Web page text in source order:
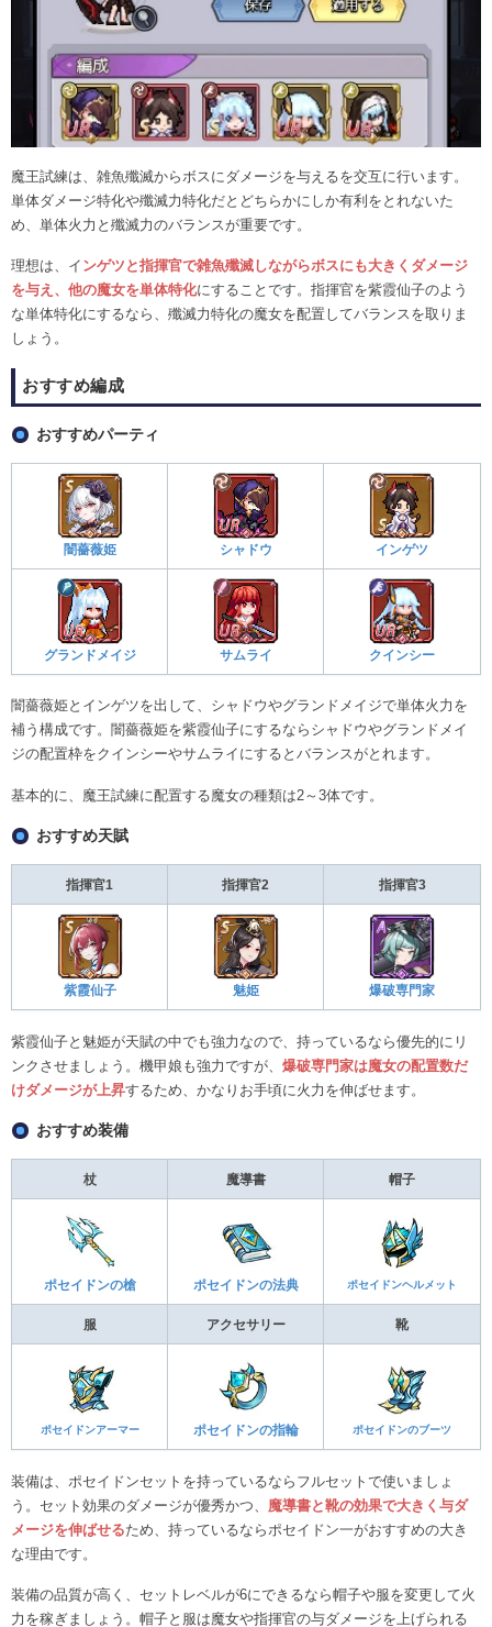
魔王試練は、雑魚殲滅からボスにダメージを与えるを交互に行います。
単体ダメージ特化や殲滅力特化だとどちらかにしか有利をとれないた
め、単体火力と殲滅力のバランスが重要です。
理想は、イ ンゲツと指揮官で雑魚殲滅しながらボスにも大きくダメージ
を与え、他の魔女を単体特化にすることです。指揮官を紫霞仙子のよう
な単体特化にするなら、殲滅力特化の魔女を配置してバランスを取りま
しょう。
おすすめ編成
おすすめパーティ
闇薔薇姫 シャドウ インゲツ
グランドメイジ サムライ クインシー
闇薔薇姫とインゲツを出して、シャドウやグランドメイジで単体火力を
補う構成です。闇薔薇姫を紫霞仙子にするならシャドウやグランドメイ
ジの配置枠をクインシーやサムライにするとバランスがとれます。
基本的に、魔王試練に配置する魔女の種類は2～3体です。
おすすめ天賦
指揮官1 指揮官2 指揮官3
紫霞仙子 魅姫 爆破専門家
紫霞仙子と魅姫が天賦の中でも強力なので、持っているなら優先的にリ
ンクさせましょう。機甲娘も強力ですが、 爆破専門家は魔女の配置数だ
けダメージが上昇するため、かなりお手頃に火力を伸ばせます。
おすすめ装備
杖 魔導書 帽子
ポセイドンの槍 ポセイドンの法典 ポセイドンヘルメット
服 アクセサリー 靴
ポセイドンアーマー ポセイドンの指輪 ポセイドンのブーツ
装備は、ポセイドンセットを持っているならフルセットで使いましょ
う。セット効果のダメージが優秀かつ、 魔導書と靴の効果で大きく与ダ
メージを伸ばせるため、持っているならポセイドン一がおすすめの大き
な理由です。
装備の品質が高く、セットレベルが6にできるなら帽子や服を変更して火
力を稼ぎましょう。帽子と服は魔女や指揮官の与ダメージを上げられる